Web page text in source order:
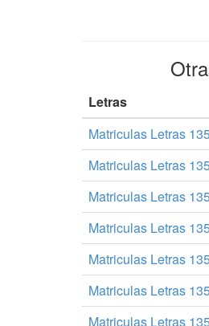
Letras
Matriculas Letras
Matriculas Letras
Matriculas Letras
Matriculas Letras
Matriculas Letras
Matriculas Letras
Matriculas Letras